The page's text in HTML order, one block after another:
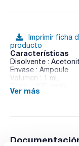
Imprimir ficha
producto
Características
Disolvente :
Envase : Ampoule
Volumen : 1 mL
CAS : [64628-44-0]
Ver más